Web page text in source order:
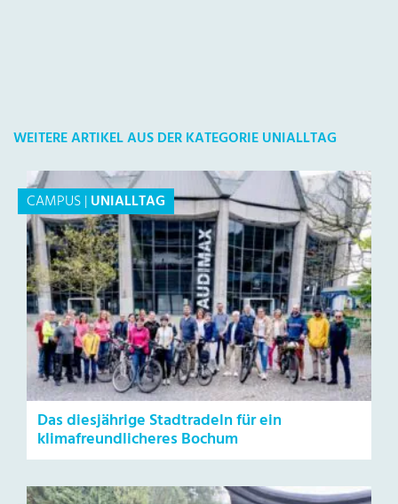
WEITERE ARTIKEL AUS DER KATEGORIE UNIALLTAG
CAMPUS|UNIALLTAG
Das diesjährige Stadtradeln für ein
klimafreundlicheres Bochum